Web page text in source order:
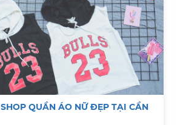
QUẦN ÁO NỮ ĐẸP TẠI CẦN